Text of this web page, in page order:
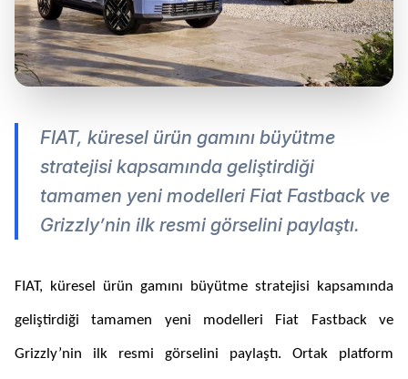
FIAT, küresel ürün gamını büyütme
stratejisi kapsamında geliştirdiği
tamamen yeni modelleri Fiat Fastback ve
Grizzly’nin ilk resmi görselini paylaştı.
FIAT, küresel ürün gamını büyütme stratejisi kapsamında
geliştirdiği tamamen yeni modelleri Fiat Fastback ve
Grizzly’nin ilk resmi görselini paylaştı. Ortak platform